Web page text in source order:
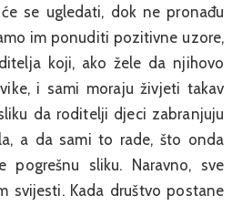
se ugledati, dok ne pronađu
im ponuditi pozitivne uzore,
koji, ako žele da njihovo
i sami moraju živjeti takav
da roditelji djeci zabranjuju
a da sami to rade, što onda
pogrešnu sliku. Naravno, sve
svijesti. Kada društvo postane